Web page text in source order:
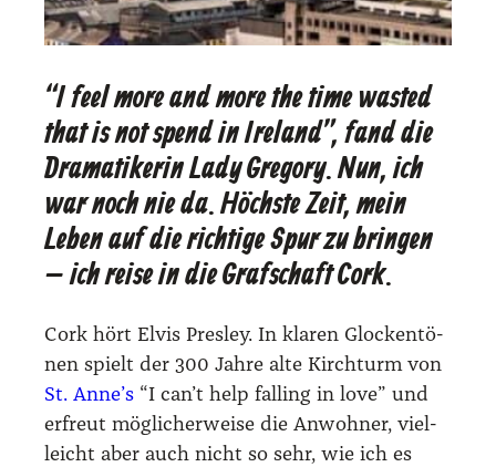
“I feel more and more the time wasted
that is not spend in Ireland”, fand die
Dramatikerin Lady Gregory. Nun, ich
war noch nie da. Höchste Zeit, mein
Leben auf die richtige Spur zu bringen
– ich reise in die Grafschaft Cork.
Cork hört Elvis Pres­ley. In kla­ren Glo­cken­tö­
nen spielt der 300 Jah­re alte Kirch­turm von
St. Anne’s “I can’t help fal­ling in love” und
erfreut mög­li­cher­wei­se die Anwoh­ner, viel­
leicht aber auch nicht so sehr, wie ich es